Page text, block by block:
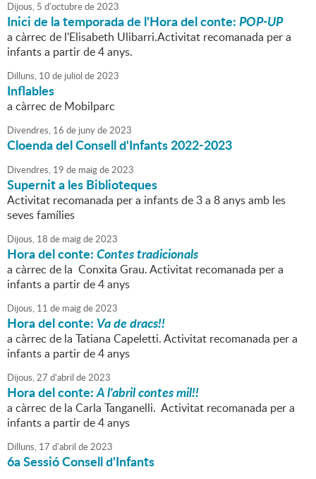
Dijous, 5 d'octubrede2023
Inici de la temporada de l'Hora del conte:POP-UP
a càrrec de l'Elisabeth Ulibarri.Activitat recomanada per a
infants a partir de 4 anys.
Dilluns, 10 de juliol de2023
Inflables
a càrrec de Mobilparc
Divendres, 16 de junyde2023
Cloenda del Consell d'Infants 2022-2023
Divendres, 19 de maigde2023
Supernit a les Biblioteques
Activitat recomanada per a infants de 3 a 8 anys amb les
seves famílies
Dijous, 18 de maigde2023
Hora del conte:Contes tradicionals
a càrrec de la Conxita Grau. Activitat recomanada per a
infants a partir de 4 anys
Dijous, 11 de maigde2023
Hora del conte: Va de dracs!!
a càrrec de la Tatiana Capeletti. Activitat recomanada per a
infants a partir de 4 anys
Dijous,27 d'abril de2023
Hora del conte:A l'abril contes mil!!
a càrrec de la Carla Tanganelli. Activitat recomanada per a
infants a partir de 4 anys
Dilluns, 17 d'abril de2023
6a Sessió Consell d'Infants